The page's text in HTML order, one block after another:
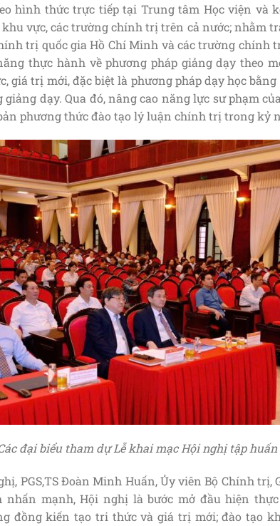
hình thức trực tiếp tại Trung tâm Học viện và
vực, các trường chính trị trên cả nước; nhằm
trị quốc gia Hồ Chí Minh và các trường chính
thực hành về phương pháp giảng dạy theo
giá trị mới, đặc biệt là phương pháp dạy học
dạy. Qua đó, nâng cao năng lực sư phạm
phương thức đào tạo lý luận chính trị trong kỷ
đại biểu tham dự Lễ khai mạc Hội nghị tập huấn
PGS,TS Đoàn Minh Huấn, Ủy viên Bộ Chính trị,
mạnh, Hội nghị là bước mở đầu hiện
đồng kiến tạo tri thức và giá trị mới; đào tạo